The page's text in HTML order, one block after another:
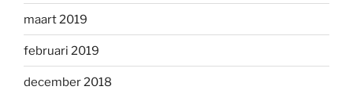
maart 2019
februari 2019
december 2018